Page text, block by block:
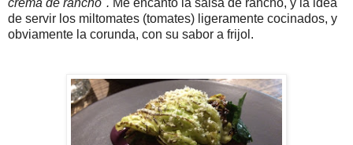
crema de rancho". Me encantó la salsa de rancho, y la idea
de servir los miltomates (tomates) ligeramente cocinados, y
obviamente la corunda, con su sabor a frijol.